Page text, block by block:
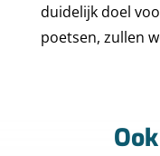
duidelijk doel
poetsen, zullen